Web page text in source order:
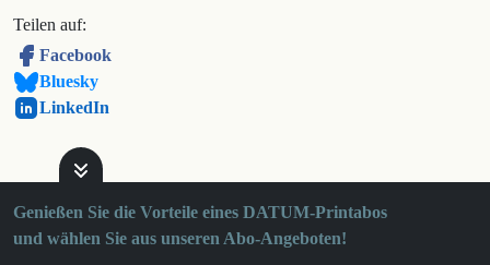
Teilen auf:
Facebook
Bluesky
LinkedIn
Genießen Sie die Vorteile eines DATUM-Printabos
und wählen Sie aus unseren Abo-Angeboten!